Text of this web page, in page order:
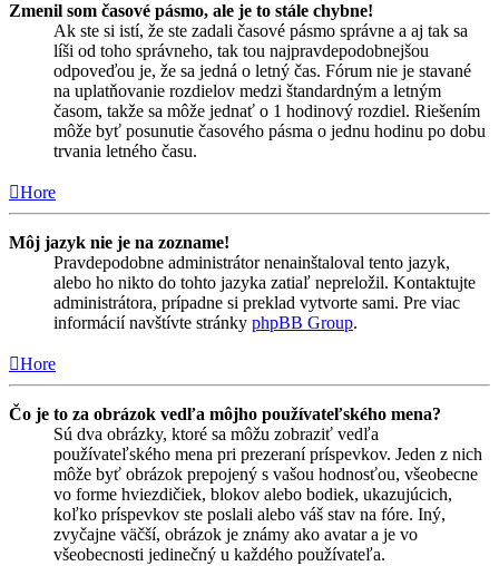
Zmenil som časové pásmo, ale je to stále chybne!
Ak ste si istí, že ste zadali časové pásmo správne a aj tak sa
líši od toho správneho, tak tou najpravdepodobnejšou
odpoveďou je, že sa jedná o letný čas. Fórum nie je stavané
na uplatňovanie rozdielov medzi štandardným a letným
časom, takže sa môže jednať o 1 hodinový rozdiel. Riešením
môže byť posunutie časového pásma o jednu hodinu po dobu
trvania letného času.
Hore
Môj jazyk nie je na zozname!
Pravdepodobne administrátor nenainštaloval tento jazyk,
alebo ho nikto do tohto jazyka zatiaľ nepreložil. Kontaktujte
administrátora, prípadne si preklad vytvorte sami. Pre viac
informácií navštívte stránky phpBB Group.
Hore
Čo je to za obrázok vedľa môjho používateľského mena?
Sú dva obrázky, ktoré sa môžu zobraziť vedľa
používateľského mena pri prezeraní príspevkov. Jeden z nich
môže byť obrázok prepojený s vašou hodnosťou, všeobecne
vo forme hviezdičiek, blokov alebo bodiek, ukazujúcich,
koľko príspevkov ste poslali alebo váš stav na fóre. Iný,
zvyčajne väčší, obrázok je známy ako avatar a je vo
všeobecnosti jedinečný u každého používateľa.